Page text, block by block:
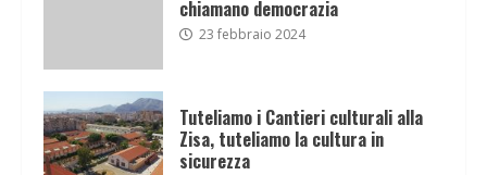
chiamano democrazia
23 febbraio 2024
Tuteliamo i Cantieri culturali alla
Zisa, tuteliamo la cultura in
sicurezza